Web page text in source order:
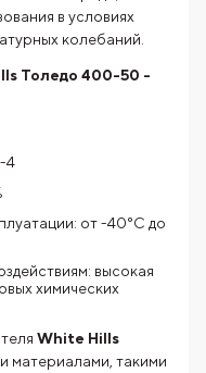
в условиях
колебаний.
Толедо 400-50 -
4
от -40°C до
высокая
химических
White Hills
материалами, такими